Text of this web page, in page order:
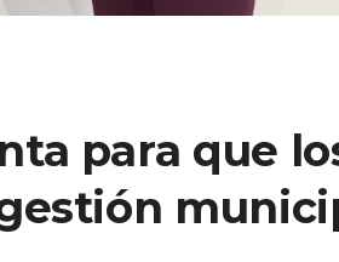
para que